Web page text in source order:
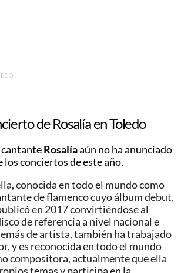
de Rosalía en Toledo
cantanteRosalíaaún no ha anunciado
los conciertos de este año.
conocida en todo el mundo como
de flamenco cuyo álbum debut,
publicó en 2017 convirtiéndose al
de referencia a nivel nacional e
de artista, también ha trabajado
y es reconocida en todo el mundo
compositora, actualmente que ella